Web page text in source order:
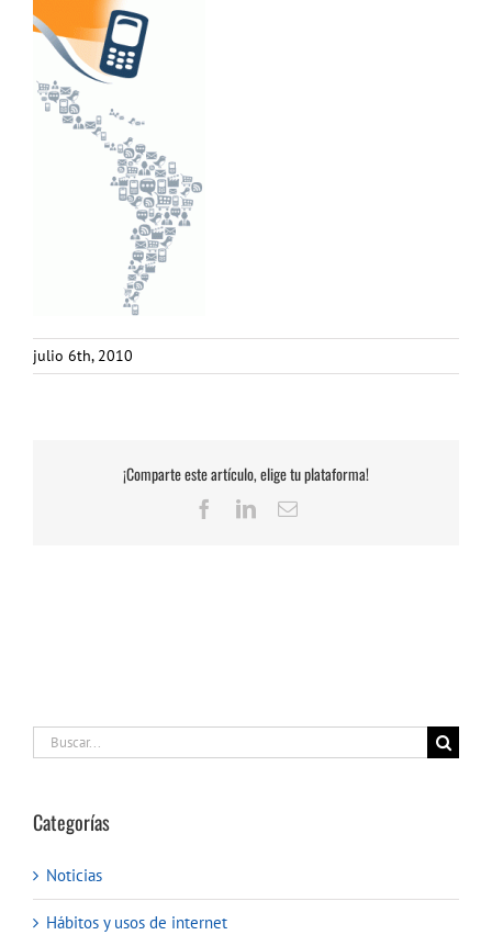
julio 6th, 2010
¡Comparte este artículo, elige tu plataforma!
Facebook
LinkedInCorreo
Buscar:
Categorías
Noticias
Hábitos y usos de internet